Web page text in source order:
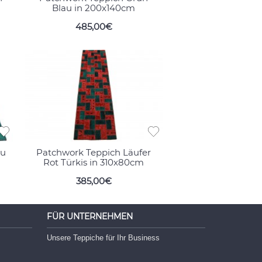
Blau in 200x140cm
485,00€
Patchwork Teppich Läufer
Rot Türkis in 310x80cm
385,00€
FÜR UNTERNEHMEN
Unsere Teppiche für Ihr Business